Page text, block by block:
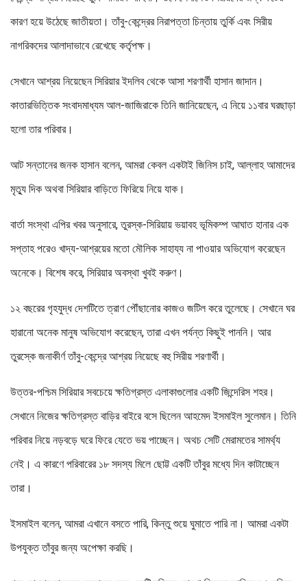
কারণ হয়ে উঠেছে জাতীয়তা। তাঁবু-কেন্দ্রের নিরাপত্তা চিন্তায় তুর্কি এবং সিরীয়
নাগরিকদের আলাদাভাবে রেখেছে কর্তৃপক্ষ।
সেখানে আশ্রয় নিয়েছেন সিরিয়ার ইদলিব থেকে আসা শরণার্থী হাসান জাদান।
কাতারভিত্তিক সংবাদমাধ্যম আল-জাজিরাকে তিনি জানিয়েছেন, এ নিয়ে ১১বার ঘরছাড়া
হলো তার পরিবার।
আট সন্তানের জনক হাসান বলেন, আমরা কেবল একটাই জিনিস চাই, আল্লাহ আমাদের
মৃত্যু দিক অথবা সিরিয়ার বাড়িতে ফিরিয়ে নিয়ে যাক।
বার্তা সংস্থা এপির খবর অনুসারে, তুরস্ক-সিরিয়ায় ভয়াবহ ভূমিকম্প আঘাত হানার এক
সপ্তাহ পরেও খাদ্য-আশ্রয়ের মতো মৌলিক সাহায্য না পাওয়ার অভিযোগ করেছেন
অনেকে। বিশেষ করে, সিরিয়ার অবস্থা খুবই করুণ।
১২ বছরের গৃহযুদ্ধ দেশটিতে ত্রাণ পৌঁছানোর কাজও জটিল করে তুলেছে। সেখানে ঘর
হারানো অনেক মানুষ অভিযোগ করেছেন, তারা এখন পর্যন্ত কিছুই পাননি। আর
তুরস্কে জনাকীর্ণ তাঁবু-কেন্দ্রে আশ্রয় নিয়েছে বহু সিরীয় শরণার্থী।
উত্তর-পশ্চিম সিরিয়ার সবচেয়ে ক্ষতিগ্রস্ত এলাকাগুলোর একটি জিন্দেরিস শহর।
সেখানে নিজের ক্ষতিগ্রস্ত বাড়ির বাইরে বসে ছিলেন আহমেদ ইসমাইল সুলেমান। তিনি
পরিবার নিয়ে নড়বড়ে ঘরে ফিরে যেতে ভয় পাচ্ছেন। অথচ সেটি মেরামতের সামর্থ্য
নেই। এ কারণে পরিবারের ১৮ সদস্য মিলে ছোট্ট একটি তাঁবুর মধ্যে দিন কাটাচ্ছেন
তারা।
ইসমাইল বলেন, আমরা এখানে বসতে পারি, কিন্তু শুয়ে ঘুমাতে পারি না। আমরা একটা
উপযুক্ত তাঁবুর জন্য অপেক্ষা করছি।